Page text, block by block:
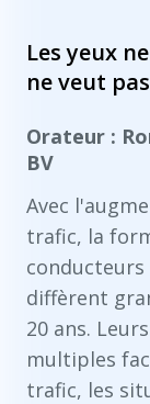
Les yeux
ne veut
Orateur :
BV
Avec
trafic, la
diffèrent
20 ans.
multiples
trafic, les